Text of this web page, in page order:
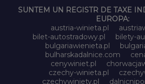
SUNTEM UN REGISTR DE TAXE
EUROPA:
austria-winieta.pl
bilet-autostradowy.pl
bilety-
bulgariawienieta.pl
bulharskadalnice.com
cenywiniet.pl
czechy-winieta.pl
czechywiniety.pl